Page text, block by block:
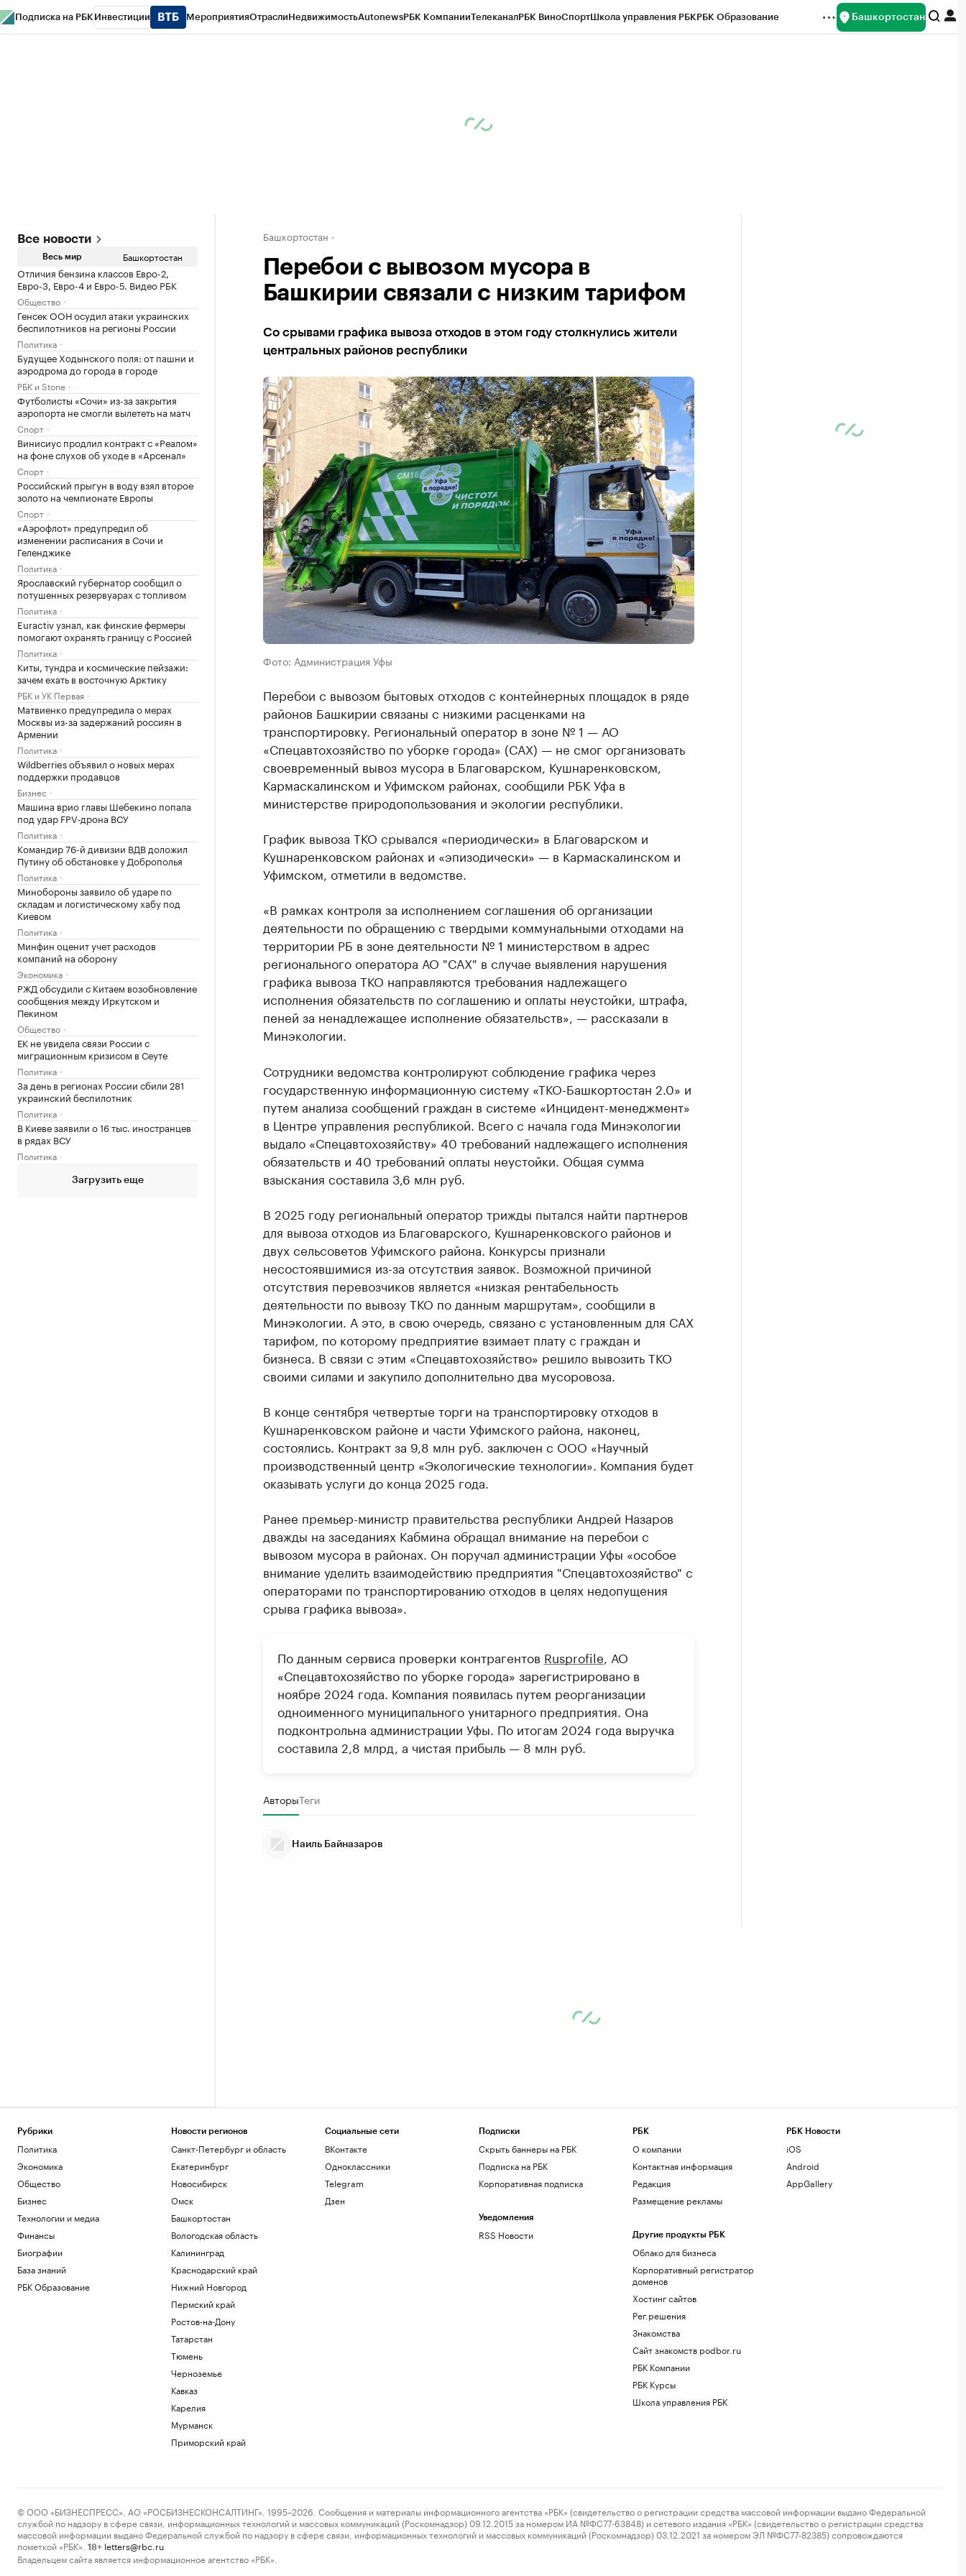
Подписка на РБК Инвестиции МероприятияОтраслиНедвижимостьAutonewsРБК КомпанииТелеканалРБК ВиноСпортШкола управления РБКРБК Образование Башкортостан
Все новости
Весь мир Башкортостан
Отличия бензина классов Евро-2,
Евро-3, Евро-4 и Евро-5. Видео РБК
Общество
Генсек ООН осудил атаки украинских
беспилотников на регионы России
Политика
Будущее Ходынского поля: от пашни и
аэродрома до города в городе
РБК и Stone
Футболисты «Сочи» из-за закрытия
аэропорта не смогли вылететь на матч
Спорт
Винисиус продлил контракт с «Реалом»
на фоне слухов об уходе в «Арсенал»
Спорт
Российский прыгун в воду взял второе
золото на чемпионате Европы
Спорт
«Аэрофлот» предупредил об
изменении расписания в Сочи и
Геленджике
Политика
Ярославский губернатор сообщил о
потушенных резервуарах с топливом
Политика
Euractiv узнал, как финские фермеры
помогают охранять границу с Россией
Политика
Киты, тундра и космические пейзажи:
зачем ехать в восточную Арктику
РБК и УК Первая
Матвиенко предупредила о мерах
Москвы из-за задержаний россиян в
Армении
Политика
Wildberries объявил о новых мерах
поддержки продавцов
Бизнес
Машина врио главы Шебекино попала
под удар FPV‑дрона ВСУ
Политика
Командир 76-й дивизии ВДВ доложил
Путину об обстановке у Доброполья
Политика
Минобороны заявило об ударе по
складам и логистическому хабу под
Киевом
Политика
Минфин оценит учет расходов
компаний на оборону
Экономика
РЖД обсудили с Китаем возобновление
сообщения между Иркутском и
Пекином
Общество
ЕК не увидела связи России с
миграционным кризисом в Сеуте
Политика
За день в регионах России сбили 281
украинский беспилотник
Политика
В Киеве заявили о 16 тыс. иностранцев
в рядах ВСУ
Политика
Загрузить еще
Башкортостан
Перебои с вывозом мусора в
Башкирии связали с низким тарифом
Со срывами графика вывоза отходов в этом году столкнулись жители
центральных районов республики
Фото: Администрация Уфы
Перебои с вывозом бытовых отходов с контейнерных площадок в ряде
районов Башкирии связаны с низкими расценками на
транспортировку. Региональный оператор в зоне № 1 — АО
«Спецавтохозяйство по уборке города» (САХ) — не смог организовать
своевременный вывоз мусора в Благоварском, Кушнаренковском,
Кармаскалинском и Уфимском районах, сообщили РБК Уфа в
министерстве природопользования и экологии республики.
График вывоза ТКО срывался «периодически» в Благоварском и
Кушнаренковском районах и «эпизодически» — в Кармаскалинском и
Уфимском, отметили в ведомстве.
«В рамках контроля за исполнением соглашения об организации
деятельности по обращению с твердыми коммунальными отходами на
территории РБ в зоне деятельности № 1 министерством в адрес
регионального оператора АО "САХ" в случае выявления нарушения
графика вывоза ТКО направляются требования надлежащего
исполнения обязательств по соглашению и оплаты неустойки, штрафа,
пеней за ненадлежащее исполнение обязательств», — рассказали в
Минэкологии.
Сотрудники ведомства контролируют соблюдение графика через
государственную информационную систему «ТКО-Башкортостан 2.0» и
путем анализа сообщений граждан в системе «Инцидент-менеджмент»
в Центре управления республикой. Всего с начала года Минэкологии
выдало «Спецавтохозяйству» 40 требований надлежащего исполнения
обязательств и 40 требований оплаты неустойки. Общая сумма
взыскания составила 3,6 млн руб.
В 2025 году региональный оператор трижды пытался найти партнеров
для вывоза отходов из Благоварского, Кушнаренковского районов и
двух сельсоветов Уфимского района. Конкурсы признали
несостоявшимися из-за отсутствия заявок. Возможной причиной
отсутствия перевозчиков является «низкая рентабельность
деятельности по вывозу ТКО по данным маршрутам», сообщили в
Минэкологии. А это, в свою очередь, связано с установленным для САХ
тарифом, по которому предприятие взимает плату с граждан и
бизнеса. В связи с этим «Спецавтохозяйство» решило вывозить ТКО
своими силами и закупило дополнительно два мусоровоза.
В конце сентября четвертые торги на транспортировку отходов в
Кушнаренковском районе и части Уфимского района, наконец,
состоялись. Контракт за 9,8 млн руб. заключен с ООО «Научный
производственный центр «Экологические технологии». Компания будет
оказывать услуги до конца 2025 года.
Ранее премьер-министр правительства республики Андрей Назаров
дважды на заседаниях Кабмина обращал внимание на перебои с
вывозом мусора в районах. Он поручал администрации Уфы «особое
внимание уделить взаимодействию предприятия "Спецавтохозяйство" с
операторами по транспортированию отходов в целях недопущения
срыва графика вывоза».
По данным сервиса проверки контрагентов Rusprofile , АО
«Спецавтохозяйство по уборке города» зарегистрировано в
ноябре 2024 года. Компания появилась путем реорганизации
одноименного муниципального унитарного предприятия. Она
подконтрольна администрации Уфы. По итогам 2024 года выручка
составила 2,8 млрд, а чистая прибыль — 8 млн руб.
АвторыТеги
Наиль Байназаров
Рубрики
Политика
Экономика
Общество
Бизнес
Технологии и медиа
Финансы
Биографии
База знаний
РБК Образование
Новости регионов
Санкт-Петербург и область
Екатеринбург
Новосибирск
Омск
Башкортостан
Вологодская область
Калининград
Краснодарский край
Нижний Новгород
Пермский край
Ростов-на-Дону
Татарстан
Тюмень
Черноземье
Кавказ
Карелия
Мурманск
Приморский край
Социальные сети
ВКонтакте
Одноклассники
Telegram
Дзен
Подписки
Скрыть баннеры на РБК
Подписка на РБК
Корпоративная подписка
Уведомления
RSS Новости
РБК
О компании
Контактная информация
Редакция
Размещение рекламы
Другие продукты РБК
Облако для бизнеса
Корпоративный регистратор
доменов
Хостинг сайтов
Рег.решения
Знакомства
Сайт знакомств podbor.ru
РБК Компании
РБК Курсы
Школа управления РБК
РБК Новости
iOS
Android
AppGallery
© ООО «БИЗНЕСПРЕСС», АО «РОСБИЗНЕСКОНСАЛТИНГ», 1995–2026. Сообщения и материалы информационного агентства «РБК» (свидетельство о регистрации средства массовой информации выдано Федеральной
службой по надзору в сфере связи, информационных технологий и массовых коммуникаций (Роскомнадзор) 09.12.2015 за номером ИА №ФС77-63848) и сетевого издания «РБК» (свидетельство о регистрации средства
массовой информации выдано Федеральной службой по надзору в сфере связи, информационных технологий и массовых коммуникаций (Роскомнадзор) 03.12.2021 за номером ЭЛ №ФС77-82385) сопровождаются
пометкой «РБК».
18+ letters@rbc.ru
Владельцем сайта является информационное агентство «РБК».